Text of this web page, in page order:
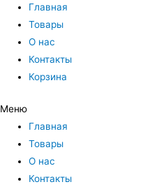
Главная
Товары
О нас
Контакты
Корзина
Меню
Главная
Товары
О нас
Контакты